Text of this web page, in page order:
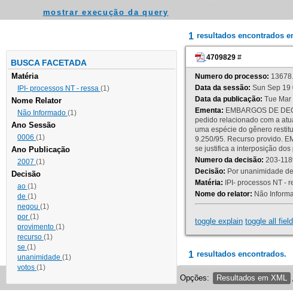
mostrar execução da query
BUSCA FACETADA
Matéria
IPI- processos NT - ressa (1)
Nome Relator
Não Informado (1)
Ano Sessão
0006 (1)
Ano Publicação
2007 (1)
Decisão
ao (1)
de (1)
negou (1)
por (1)
provimento (1)
recurso (1)
se (1)
unanimidade (1)
votos (1)
1 resultados encontrados
4709829 #
Numero do processo:
Data da sessão: Sun Sep 19
Data da publicação: Tue
Ementa: EMBARGOS DE
pedido relacionado com a
uma espécie do gênero
9.250/95. Recurso provido.
se justifica a interposição
Numero da decisão: 203-
Decisão: Por unanimidade
Matéria: IPI- processos NT -
Nome do relator: Não
toggle explain toggle all
1 resultados encontrados.
Opções: Resultados em XML